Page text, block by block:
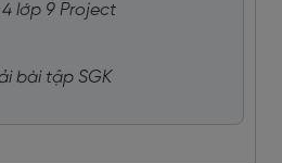
4 lớp 9 Project
bài tập SGK